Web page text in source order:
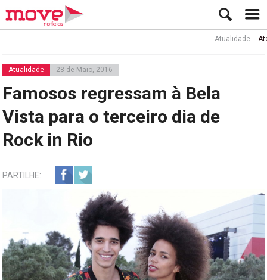
Atualidade Ator Rui
Atualidade 28 de Maio, 2016
Famosos regressam à Bela
Vista para o terceiro dia de
Rock in Rio
PARTILHE: